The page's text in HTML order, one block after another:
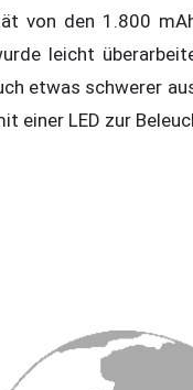
von den 1.800
leicht
etwas schwerer
einer LED zur